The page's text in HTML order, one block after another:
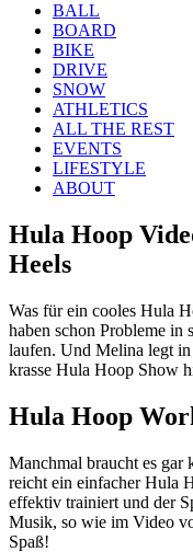
BALL
BOARD
BIKE
DRIVE
SNOW
ATHLETICS
ALL THE REST
EVENTS
LIFESTYLE
ABOUT
Hula Hoop
Heels
Was für ein cooles Hula
haben schon Probleme in
laufen. Und Melina legt
krasse Hula Hoop Show
Hula Hoop
Manchmal braucht es gar
reicht ein einfacher Hula
effektiv trainiert und der
Musik, so wie im Video
Spaß!